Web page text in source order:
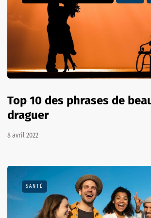
Top 10 des phrases de
draguer
8 avril 2022
SANTÉ